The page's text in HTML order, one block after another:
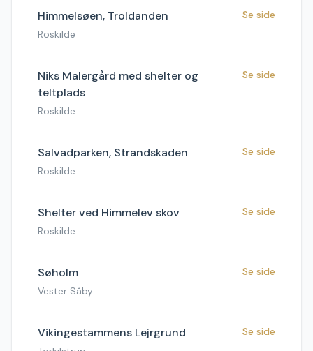
Himmelsøen, Troldanden
Roskilde
Se side
Niks Malergård med shelter og
teltplads
Roskilde
Se side
Salvadparken, Strandskaden
Roskilde
Se side
Shelter ved Himmelev skov
Roskilde
Se side
Søholm
Vester Såby
Se side
Vikingestammens Lejrgrund Se side